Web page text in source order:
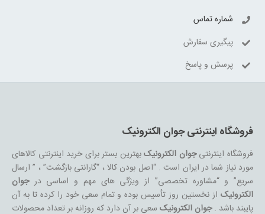
شماره تماس
پیگیری سفارش
پرسش و پاسخ
فروشگاه اینترنتی جوان الکترونیک
فروشگاه اینترنتیجوان الکترونیکبهترین بستر برای خرید اینترنتی کالاهای
مورد نیاز شما در ایران است . “اصل بودن کالا ، “گارانتی بازگشت” ، ” ارسال
سریع” و “مشاوره تخصصی” از ویژگی های مهم و اساسی درجوان
الکترونیکاز نخستین روز تأسیس بوده و تمام سعی خود را کرده تا به آن
پایبند باشد .جوان الکترونیکسعی بر آن دارد که روزانه بر تعداد محصولات